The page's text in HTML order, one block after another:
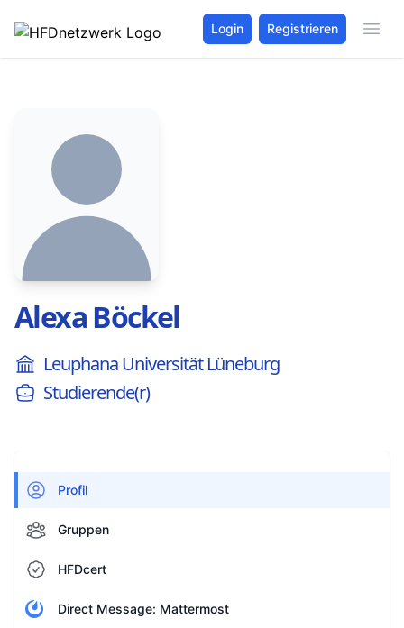
Login Registrieren
Alexa Böckel
Leuphana Universität Lüneburg
Studierende(r)
Profil
Gruppen
HFDcert
Direct Message: Mattermost